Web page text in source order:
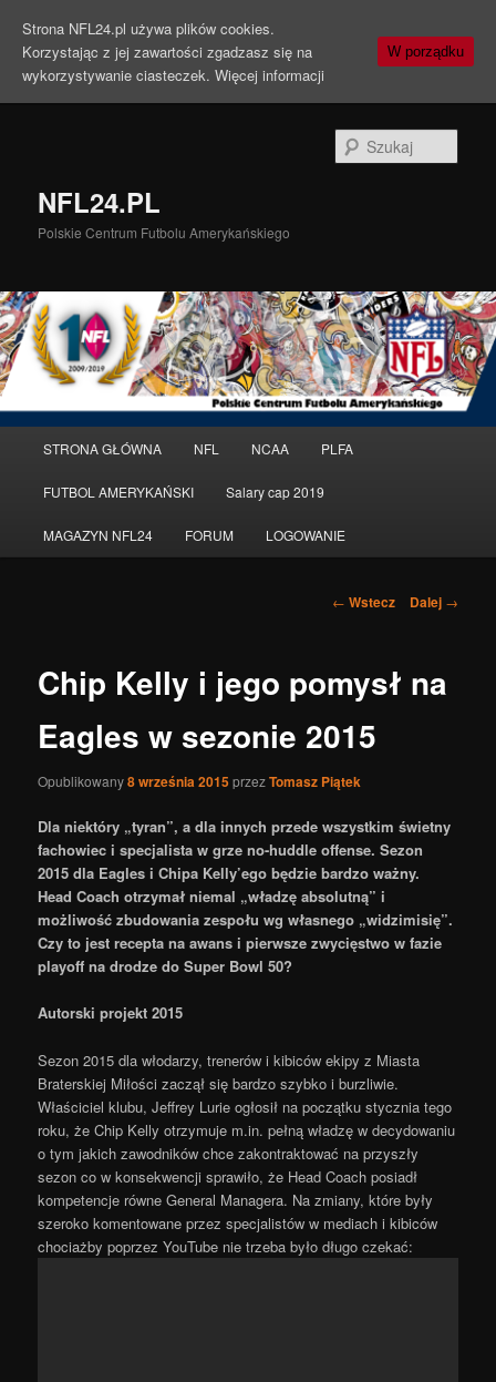
NFL24.PL
Polskie Centrum Futbolu Amerykańskiego
główne
Przeskocz
do
tekstu
STRONA GŁÓWNA NFL NCAA PLFA
FUTBOL AMERYKAŃSKI Salary cap 2019
MAGAZYN NFL24 FORUM LOGOWANIE
Nawigacja
← Wstecz Dalej →
Chip Kelly i jego pomysł na
Eagles w sezonie 2015
Opublikowany8 września 2015przezTomasz Piątek
Dla niektóry „tyran”, a dla innych przede wszystkim świetny
fachowiec i specjalista w grze no-huddle offense. Sezon
2015 dla Eagles i Chipa Kelly’ego będzie bardzo ważny.
Head Coach otrzymał niemal „władzę absolutną” i
możliwość zbudowania zespołu wg własnego „widzimisię”.
Czy to jest recepta na awans i pierwsze zwycięstwo w fazie
playoff na drodze do Super Bowl 50?
Autorski projekt 2015
Sezon 2015 dla włodarzy, trenerów i kibiców ekipy z Miasta
Braterskiej Miłości zaczął się bardzo szybko i burzliwie.
Właściciel klubu, Jeffrey Lurie ogłosił na początku stycznia tego
roku, że Chip Kelly otrzymuje m.in. pełną władzę w decydowaniu
o tym jakich zawodników chce zakontraktować na przyszły
sezon co w konsekwencji sprawiło, że Head Coach posiadł
kompetencje równe General Managera. Na zmiany, które były
szeroko komentowane przez specjalistów w mediach i kibiców
chociażby poprzez YouTube nie trzeba było długo czekać:
Strona NFL24.pl używa plików cookies.
Korzystając z jej zawartości zgadzasz się na
wykorzystywanie ciasteczek. Więcej informacji
W porządku